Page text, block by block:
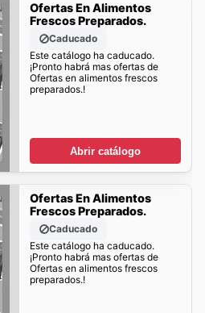
Ofertas En Alimentos
Frescos Preparados.
Caducado
Este catálogo ha caducado.
¡Pronto habrá mas ofertas de
Ofertas en alimentos frescos
preparados.!
Abrir catálogo
Ofertas En Alimentos
Frescos Preparados.
Caducado
Este catálogo ha caducado.
¡Pronto habrá mas ofertas de
Ofertas en alimentos frescos
preparados.!